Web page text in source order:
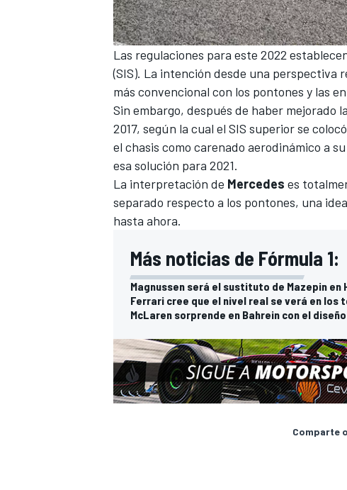
Las regulaciones para este 2022
(SIS). La intención desde una perspectiva
más convencional con los pontones y las
Sin embargo, después de haber mejorado
2017, según la cual el SIS superior se
el chasis como carenado aerodinámico a
esa solución para 2021.
La interpretación de Mercedes es
separado respecto a los pontones, una
hasta ahora.
Más noticias de Fórmula 1:
Magnussen será el sustituto de Mazepin en
Ferrari cree que el nivel real se verá en los
McLaren sorprende en Bahrein con el diseño
Comparte